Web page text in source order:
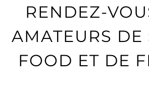
RENDEZ-
AMATEURS DE
FOOD ET DE